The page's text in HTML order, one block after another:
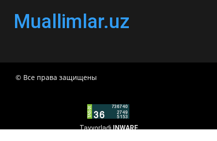
Muallimlar.uz
© Все права защищены
общеобразовательных учреждениях в 2024-2025
учебном году организация и проведение итоговой
государственной аттестации обучающихся о
TayyorladiINWARE